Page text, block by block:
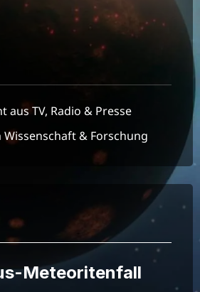
aus TV, Radio & Presse
Wissenschaft & Forschung
Meteoritenfall